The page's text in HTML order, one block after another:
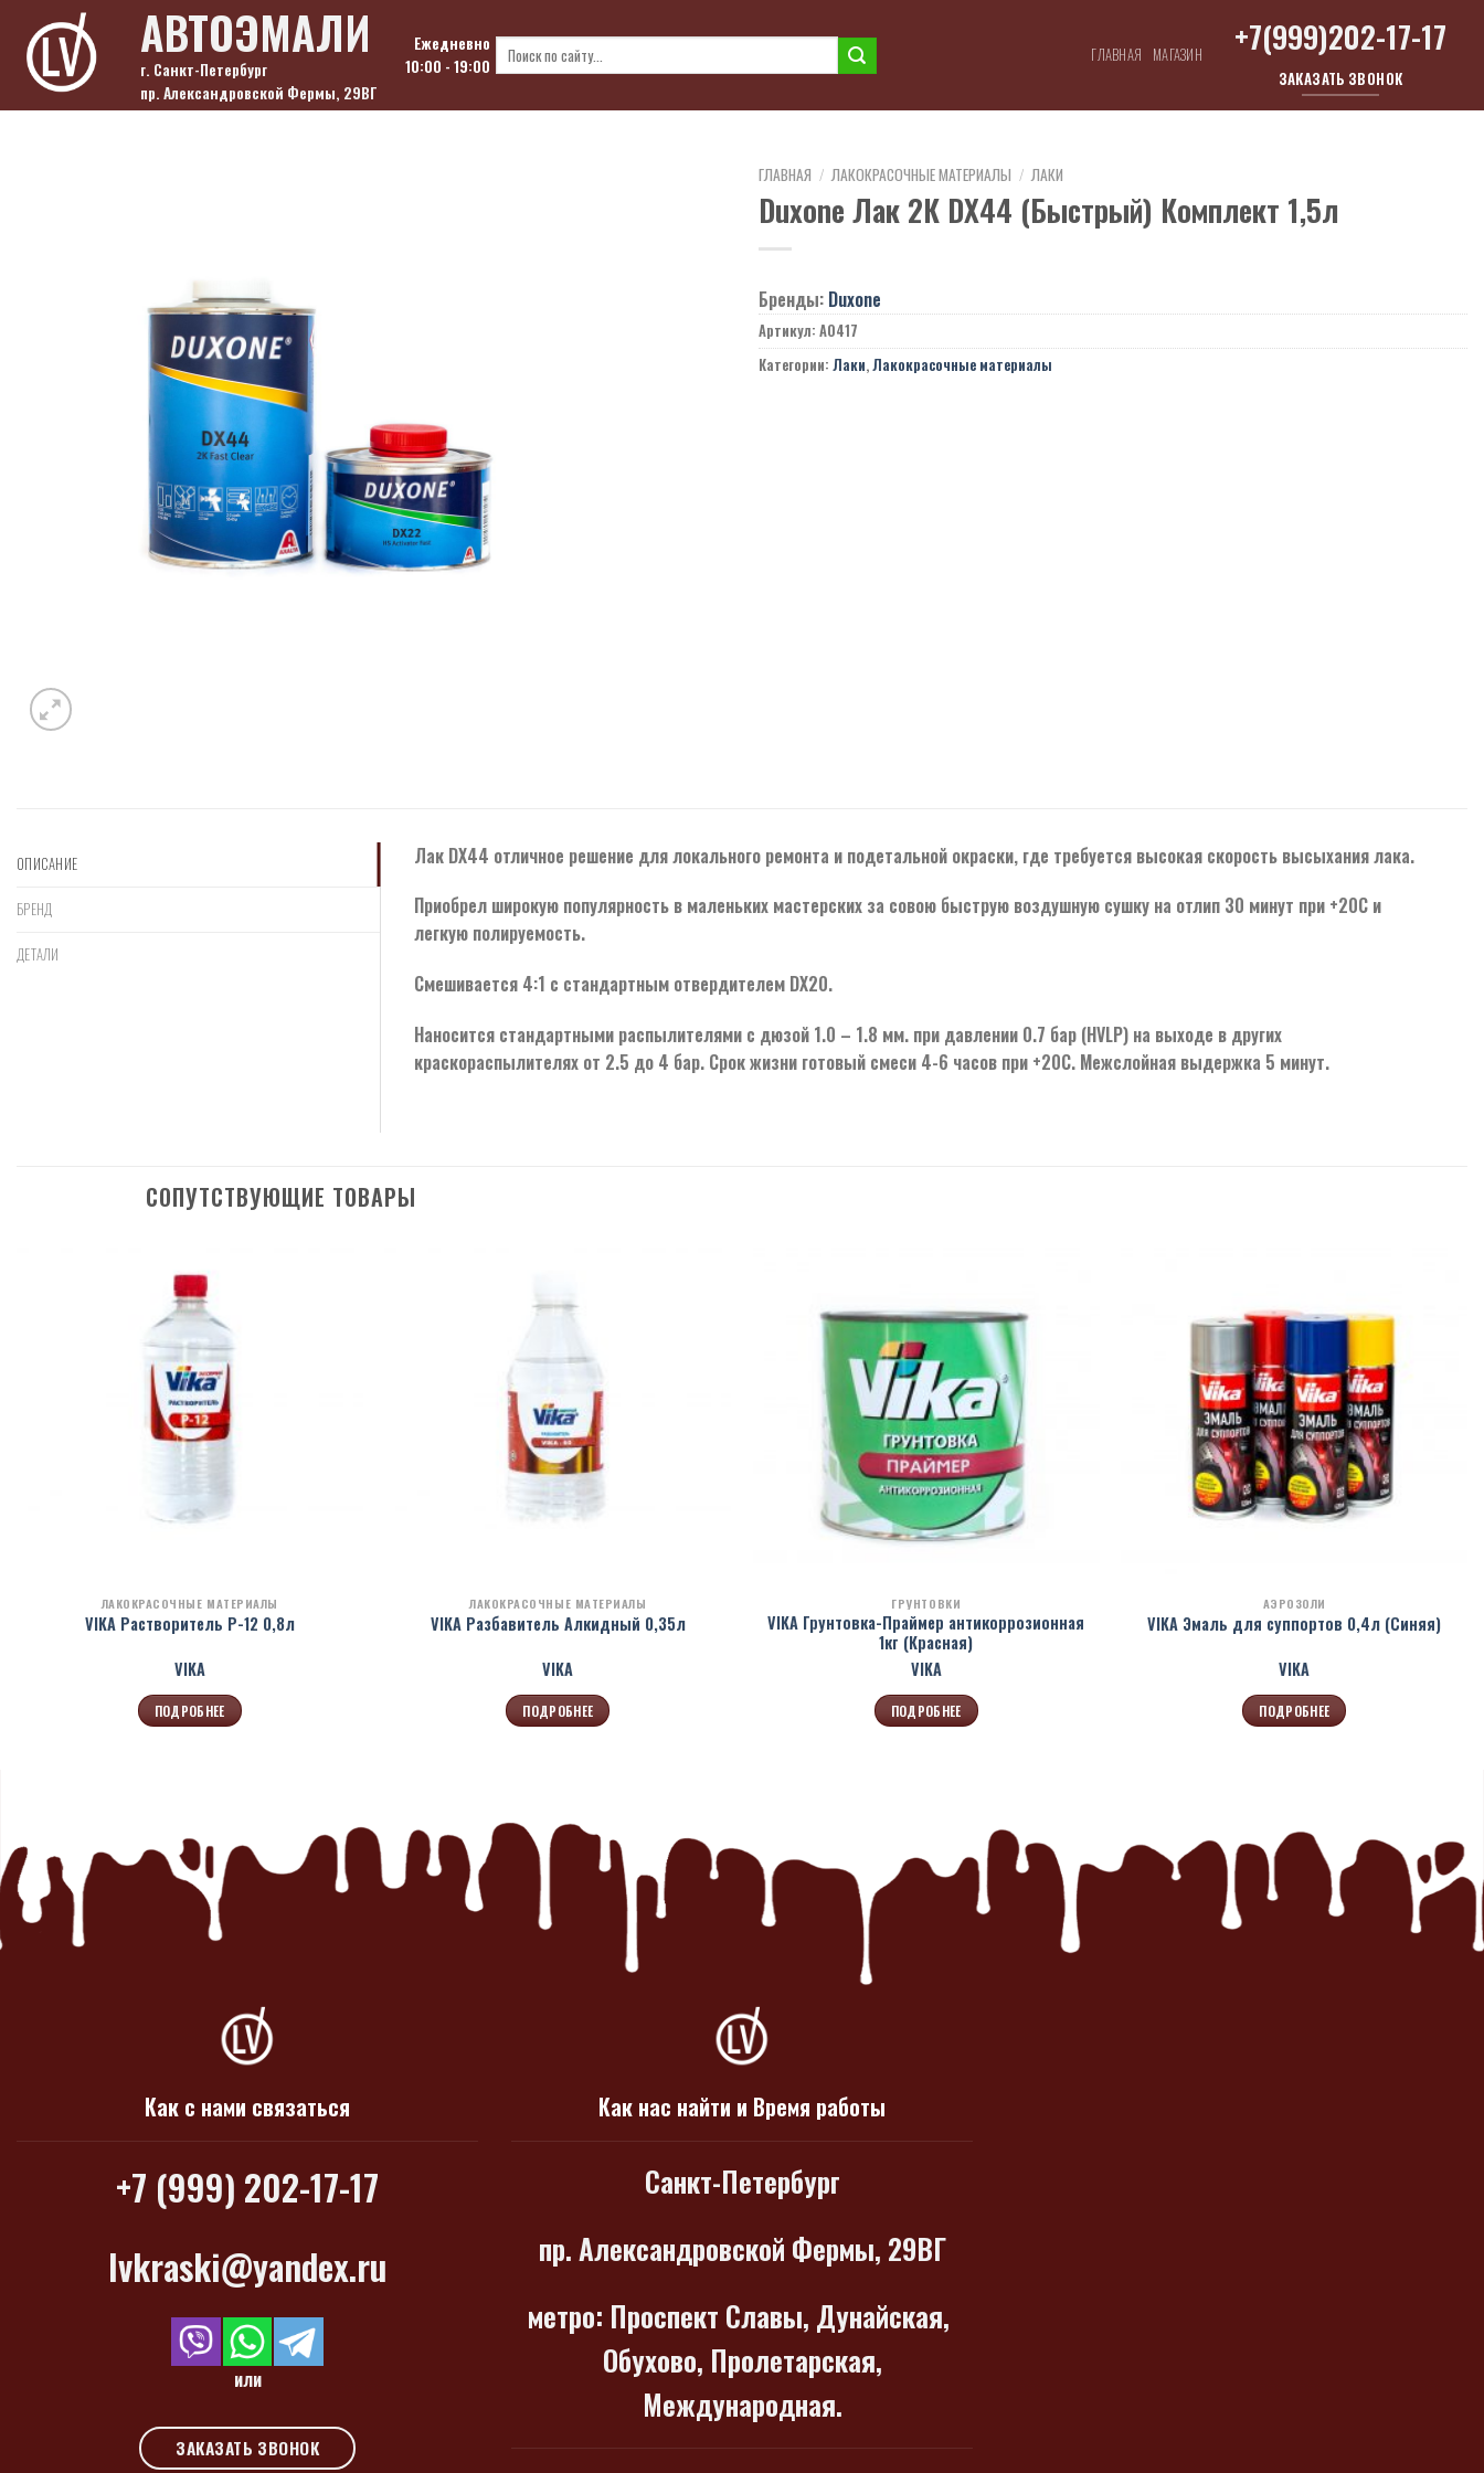
content
АВТОЭМАЛИ
г. Санкт-Петербург
пр. Александровской Фермы, 29ВГ
Ежедневно
10:00 - 19:00
Искать: ГЛАВНАЯ МАГАЗИН +7(999)202-17-17
ЗАКАЗАТЬ ЗВОНОК
ГЛАВНАЯ / ЛАКОКРАСОЧНЫЕ МАТЕРИАЛЫ / ЛАКИ
Duxone Лак 2К DX44 (Быстрый) Комплект 1,5л
Бренды: Duxone
Артикул: A0417
Категории: Лаки,Лакокрасочные материалы
ОПИСАНИЕ
БРЕНД
ДЕТАЛИ
Лак DX44 отличное решение для локального ремонта и подетальной окраски, где требуется высокая скорость высыхания лака.
Приобрел широкую популярность в маленьких мастерских за совою быструю воздушную сушку на отлип 30 минут при +20С и
легкую полируемость.
Смешивается 4:1 с стандартным отвердителем DX20.
Наносится стандартными распылителями с дюзой 1.0 – 1.8 мм. при давлении 0.7 бар (HVLP) на выходе в других
краскораспылителях от 2.5 до 4 бар. Срок жизни готовый смеси 4-6 часов при +20С. Межслойная выдержка 5 минут.
СОПУТСТВУЮЩИЕ ТОВАРЫ
ЛАКОКРАСОЧНЫЕ МАТЕРИАЛЫ
VIKA Растворитель Р-12 0,8л
VIKA
ПОДРОБНЕЕ
ЛАКОКРАСОЧНЫЕ МАТЕРИАЛЫ
VIKA Разбавитель Алкидный 0,35л
VIKA
ПОДРОБНЕЕ
ГРУНТОВКИ
VIKA Грунтовка-Праймер антикоррозионная
1кг (Красная)
VIKA
ПОДРОБНЕЕ
АЭРОЗОЛИ
VIKA Эмаль для суппортов 0,4л (Синяя)
VIKA
ПОДРОБНЕЕ
Как с нами связаться
+7 (999) 202-17-17
lvkraski@yandex.ru
или
ЗАКАЗАТЬ ЗВОНОК
Как нас найти и Время работы
Санкт-Петербург
пр. Александровской Фермы, 29ВГ
метро: Проспект Славы, Дунайская,
Обухово, Пролетарская,
Международная.